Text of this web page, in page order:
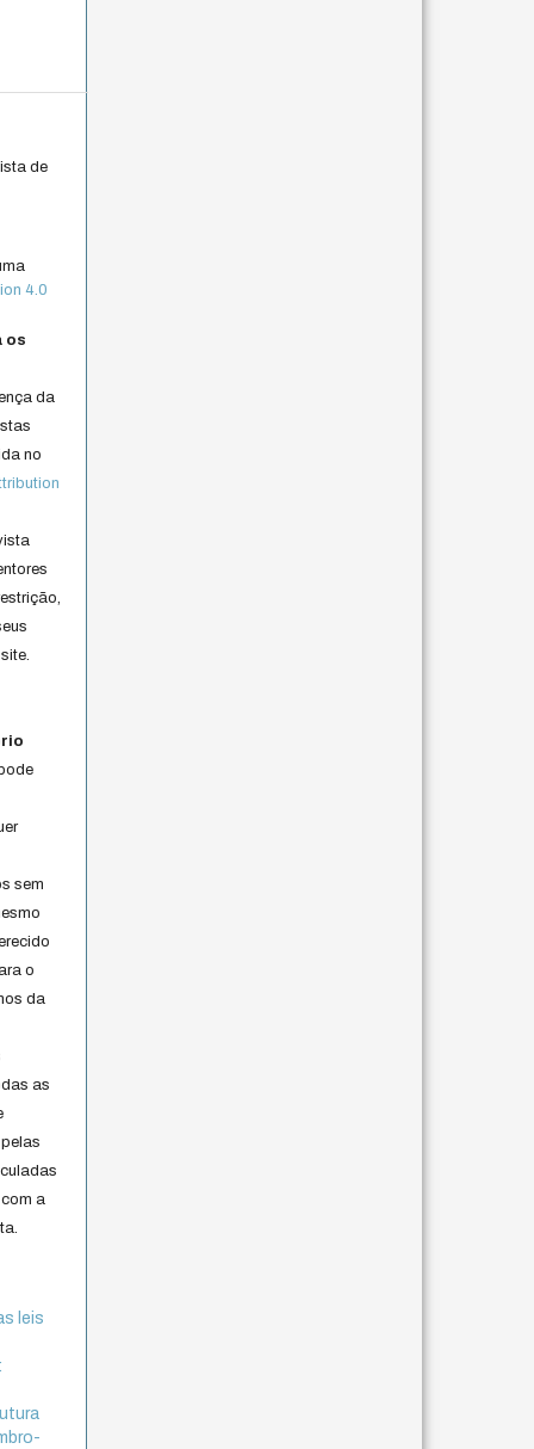
de
4.0
os
da
no
sem
o
da
as
a
leis